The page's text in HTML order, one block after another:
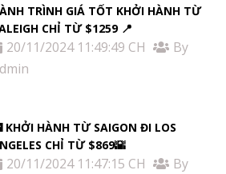
TRÌNH GIÁ TỐT KHỞI HÀNH TỪ
CHỈ TỪ $1259 📍
20/11/2024 11:49:49 CH
By
KHỞI HÀNH TỪ SAIGON ĐI LOS
CHỈ TỪ $869🌇
20/11/2024 11:47:15 CH
By